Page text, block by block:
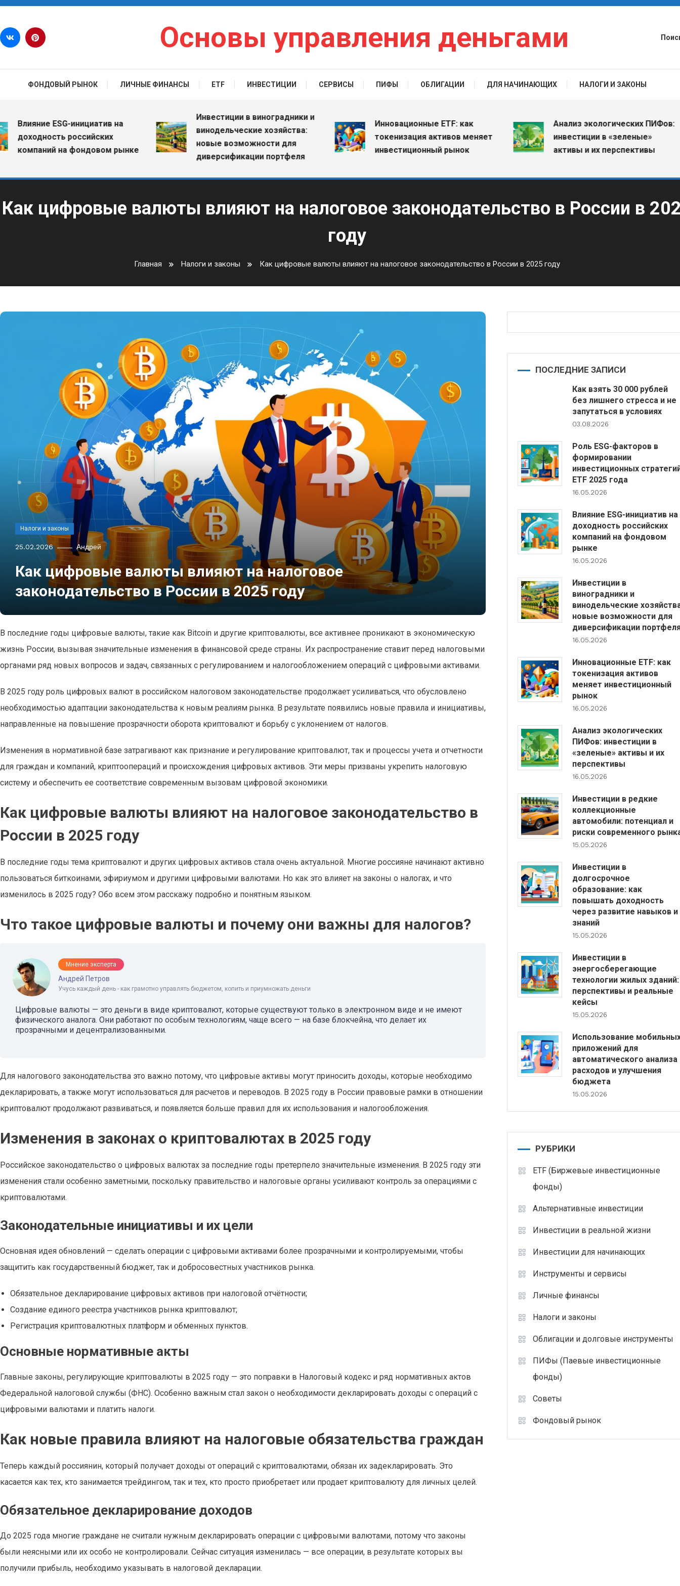
Перейти к содержимому
Основы управления деньгами
ФОНДОВЫЙ РЫНОК ЛИЧНЫЕ ФИНАНСЫ ETF ИНВЕСТИЦИИ СЕРВИСЫ ПИФЫ ОБЛИГАЦИИ ДЛЯ НАЧИНАЮЩИХ НАЛОГИ И ЗАКОНЫ
ESG-инициатив на
российских
на фондовом рынке
Инвестиции в виноградники и
винодельческие хозяйства:
новые возможности для
диверсификации портфеля
Инновационные ETF: как
токенизация активов меняет
инвестиционный рынок
Анализ экологических ПИФов:
инвестиции в «зеленые»
активы и их перспективы
Как цифровые валюты влияют на налоговое законодательство в России в
году
Главная Налоги и законы Как цифровые валюты влияют на налоговое законодательство в России в 2025 году
Налоги и законы
25.02.2026 Андрей
Как цифровые валюты влияют на налоговое
законодательство в России в 2025 году
В последние годы цифровые валюты, такие как Bitcoin и другие криптовалюты, все активнее проникают в экономическую
жизнь России, вызывая значительные изменения в финансовой среде страны. Их распространение ставит перед налоговыми
органами ряд новых вопросов и задач, связанных с регулированием и налогообложением операций с цифровыми активами.
В 2025 году роль цифровых валют в российском налоговом законодательстве продолжает усиливаться, что обусловлено
необходимостью адаптации законодательства к новым реалиям рынка. В результате появились новые правила и инициативы,
направленные на повышение прозрачности оборота криптовалют и борьбу с уклонением от налогов.
Изменения в нормативной базе затрагивают как признание и регулирование криптовалют, так и процессы учета и отчетности
для граждан и компаний, криптоопераций и происхождения цифровых активов. Эти меры призваны укрепить налоговую
систему и обеспечить ее соответствие современным вызовам цифровой экономики.
Как цифровые валюты влияют на налоговое законодательство в
России в 2025 году
В последние годы тема криптовалют и других цифровых активов стала очень актуальной. Многие россияне начинают активно
пользоваться биткоинами, эфириумом и другими цифровыми валютами. Но как это влияет на законы о налогах, и что
изменилось в 2025 году? Обо всем этом расскажу подробно и понятным языком.
Что такое цифровые валюты и почему они важны для налогов?
Мнение эксперта
Андрей Петров
Учусь каждый день - как грамотно управлять бюджетом, копить и приумножать деньги
Цифровые валюты — это деньги в виде криптовалют, которые существуют только в электронном виде и не имеют
физического аналога. Они работают по особым технологиям, чаще всего — на базе блокчейна, что делает их
прозрачными и децентрализованными.
Для налогового законодательства это важно потому, что цифровые активы могут приносить доходы, которые необходимо
декларировать, а также могут использоваться для расчетов и переводов. В 2025 году в России правовые рамки в отношении
криптовалют продолжают развиваться, и появляется больше правил для их использования и налогообложения.
Изменения в законах о криптовалютах в 2025 году
Российское законодательство о цифровых валютах за последние годы претерпело значительные изменения. В 2025 году эти
изменения стали особенно заметными, поскольку правительство и налоговые органы усиливают контроль за операциями с
криптовалютами.
Законодательные инициативы и их цели
Основная идея обновлений — сделать операции с цифровыми активами более прозрачными и контролируемыми, чтобы
защитить как государственный бюджет, так и добросовестных участников рынка.
Обязательное декларирование цифровых активов при налоговой отчётности;
Создание единого реестра участников рынка криптовалют;
Регистрация криптовалютных платформ и обменных пунктов.
Основные нормативные акты
Главные законы, регулирующие криптовалюты в 2025 году — это поправки в Налоговый кодекс и ряд нормативных актов
Федеральной налоговой службы (ФНС). Особенно важным стал закон о необходимости декларировать доходы с операций с
цифровыми валютами и платить налоги.
Как новые правила влияют на налоговые обязательства граждан
Теперь каждый россиянин, который получает доходы от операций с криптовалютами, обязан их задекларировать. Это
касается как тех, кто занимается трейдингом, так и тех, кто просто приобретает или продает криптовалюту для личных целей.
Обязательное декларирование доходов
До 2025 года многие граждане не считали нужным декларировать операции с цифровыми валютами, потому что законы
были неясными или их особо не контролировали. Сейчас ситуация изменилась — все операции, в результате которых вы
получили прибыль, необходимо указывать в налоговой декларации.
ПОСЛЕДНИЕ ЗАПИСИ
Как взять 30 000 рублей
без лишнего стресса и не
запутаться в условиях
03.08.2026
Роль ESG-факторов в
формировании
инвестиционных
ETF 2025 года
16.05.2026
Влияние ESG-инициатив на
доходность российских
компаний на фондовом
рынке
16.05.2026
Инвестиции в
виноградники и
винодельческие
новые возможности для
диверсификации
16.05.2026
Инновационные ETF: как
токенизация активов
меняет инвестиционный
рынок
16.05.2026
Анализ экологических
ПИФов: инвестиции в
«зеленые» активы и их
перспективы
16.05.2026
Инвестиции в редкие
коллекционные
автомобили: потенциал и
риски современного
15.05.2026
Инвестиции в
долгосрочное
образование: как
повышать доходность
через развитие навыков и
знаний
15.05.2026
Инвестиции в
энергосберегающие
технологии жилых зданий:
перспективы и реальные
кейсы
15.05.2026
Использование
приложений для
автоматического анализа
расходов и улучшения
бюджета
15.05.2026
РУБРИКИ
ETF (Биржевые инвестиционные
фонды)
Альтернативные инвестиции
Инвестиции в реальной жизни
Инвестиции для начинающих
Инструменты и сервисы
Личные финансы
Налоги и законы
Облигации и долговые инструменты
ПИФы (Паевые инвестиционные
фонды)
Советы
Фондовый рынок